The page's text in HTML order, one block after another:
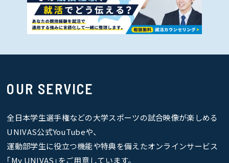
OUR SERVICE
全日本学生選手権などの大学スポーツの試合映像が楽しめる
UNIVAS公式YouTubeや、
運動部学生に役立つ機能や特典を備えたオンラインサービス
｢My UNIVAS｣をご用意しています。